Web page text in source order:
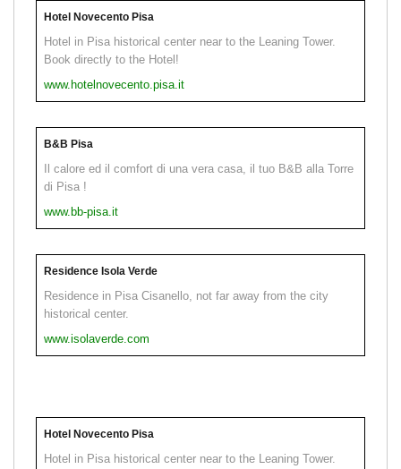
Hotel Novecento Pisa
Hotel in Pisa historical center near to the Leaning Tower.
Book directly to the Hotel!
www.hotelnovecento.pisa.it
B&B Pisa
Il calore ed il comfort di una vera casa, il tuo B&B alla Torre
di Pisa !
www.bb-pisa.it
Residence Isola Verde
Residence in Pisa Cisanello, not far away from the city
historical center.
www.isolaverde.com
Hotel Novecento Pisa
Hotel in Pisa historical center near to the Leaning Tower.